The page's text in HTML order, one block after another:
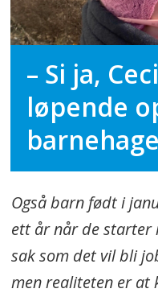
– Si ja,
løpende
Også barn født i
ett år når de starter
sak som det vil bli
men realiteten er at